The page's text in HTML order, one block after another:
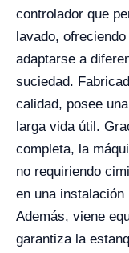
controlador que
lavado,
adaptarse a
suciedad.
calidad, posee
larga vida útil.
completa, la
no requiriendo
en una
Además, viene
garantiza la